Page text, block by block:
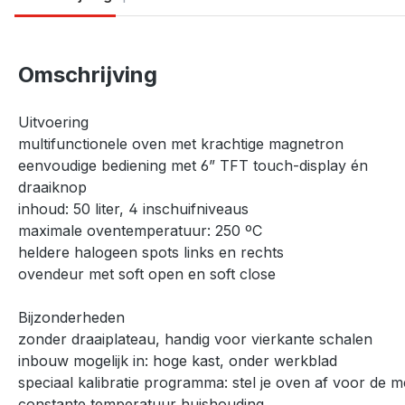
Omschrijving
Uitvoering
multifunctionele oven met krachtige magnetron
eenvoudige bediening met 6” TFT touch-display én
draaiknop
inhoud: 50 liter, 4 inschuifniveaus
maximale oventemperatuur: 250 ºC
heldere halogeen spots links en rechts
ovendeur met soft open en soft close
Bijzonderheden
zonder draaiplateau, handig voor vierkante schalen
inbouw mogelijk in: hoge kast, onder werkblad
speciaal kalibratie programma: stel je oven af voor de